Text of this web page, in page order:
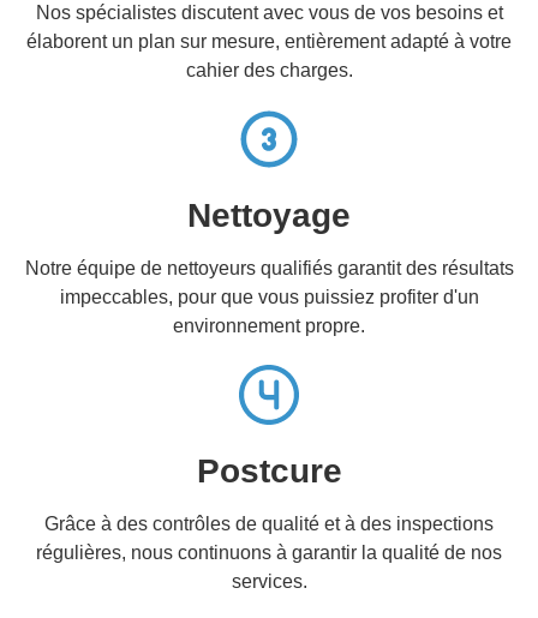
Nos spécialistes discutent avec vous de vos besoins et
élaborent un plan sur mesure, entièrement adapté à votre
cahier des charges.
Nettoyage
Notre équipe de nettoyeurs qualifiés garantit des résultats
impeccables, pour que vous puissiez profiter d'un
environnement propre.
Postcure
Grâce à des contrôles de qualité et à des inspections
régulières, nous continuons à garantir la qualité de nos
services.